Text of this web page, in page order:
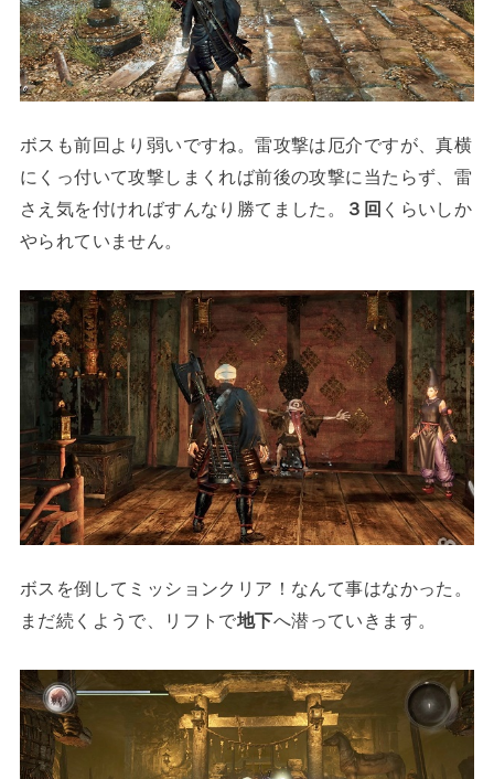
ボスも前回より弱いですね。雷攻撃は厄介ですが、真横
にくっ付いて攻撃しまくれば前後の攻撃に当たらず、雷
さえ気を付ければすんなり勝てました。
３回 くらいしか
やられていません。
ボスを倒してミッションクリア！なんて事はなかった。
まだ続くようで、リフトで地下へ潜っていきます。